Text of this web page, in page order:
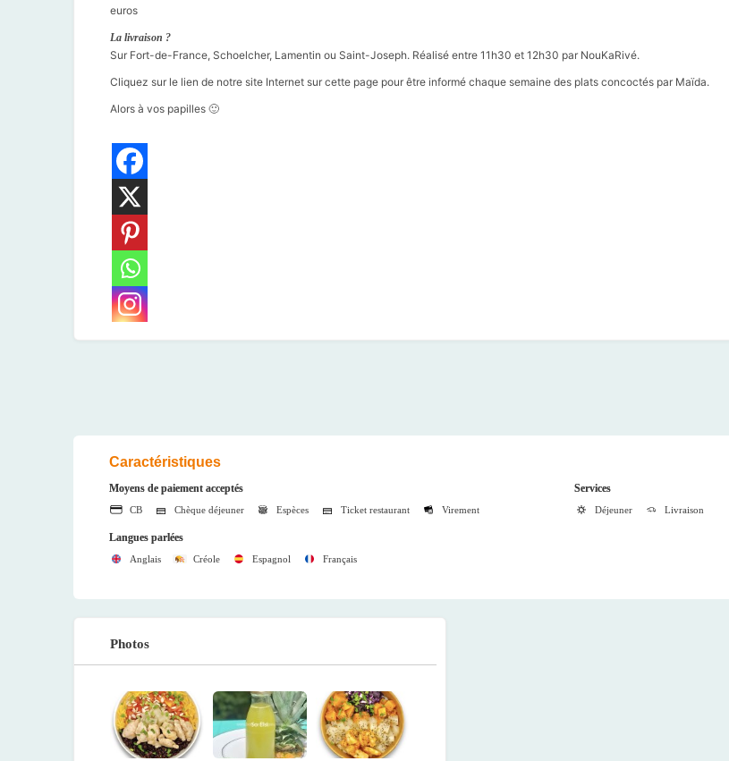
euros
La livraison ?
Sur Fort-de-France, Schoelcher, Lamentin ou Saint-Joseph. Réalisé entre 11h30 et 12h30 par NouKaRivé.
Cliquez sur le lien de notre site Internet sur cette page pour être informé chaque semaine des plats concoctés par Maïda.
Alors à vos papilles 🙂
Caractéristiques
Moyens de paiement acceptés
CB Chèque déjeuner Espèces Ticket restaurant Virement
Services
Déjeuner Livraison
Langues parlées
Anglais Créole Espagnol Français
Photos